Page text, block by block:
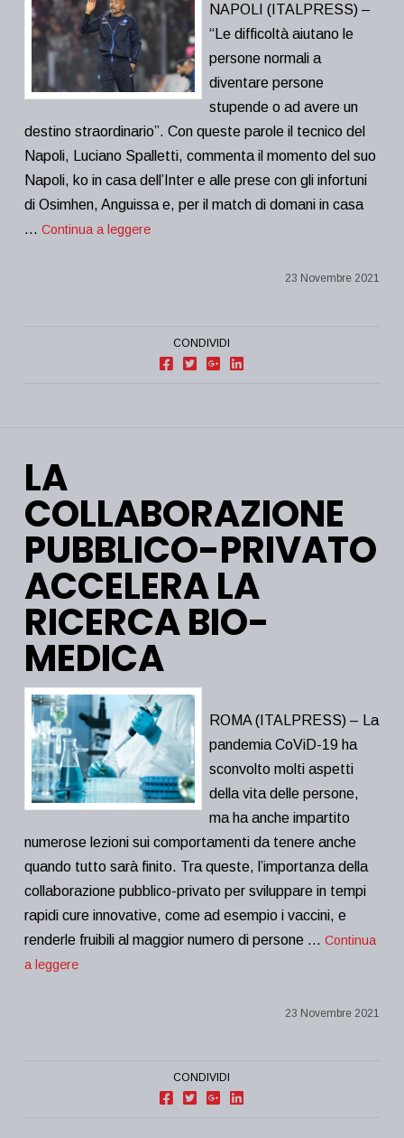
NAPOLI (ITALPRESS) –
“Le difficoltà aiutano le
persone normali a
diventare persone
stupende o ad avere un
destino straordinario”. Con queste parole il tecnico del
Napoli, Luciano Spalletti, commenta il momento del suo
Napoli, ko in casa dell’Inter e alle prese con gli infortuni
di Osimhen, Anguissa e, per il match di domani in casa
… Continua a leggere
23 Novembre 2021
CONDIVIDI
LA
COLLABORAZIONE
PUBBLICO-PRIVATO
ACCELERA LA
RICERCA BIO-
MEDICA
ROMA (ITALPRESS) – La
pandemia CoViD-19 ha
sconvolto molti aspetti
della vita delle persone,
ma ha anche impartito
numerose lezioni sui comportamenti da tenere anche
quando tutto sarà finito. Tra queste, l’importanza della
collaborazione pubblico-privato per sviluppare in tempi
rapidi cure innovative, come ad esempio i vaccini, e
renderle fruibili al maggior numero di persone … Continua
a leggere
23 Novembre 2021
CONDIVIDI